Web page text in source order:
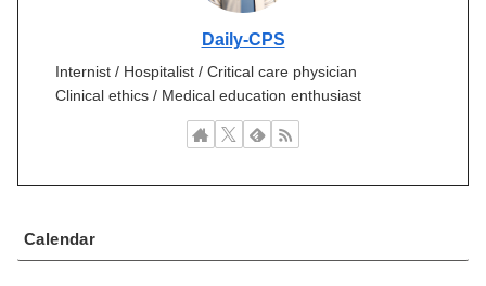
Daily-CPS
Internist / Hospitalist / Critical care physician
Clinical ethics / Medical education enthusiast
Calendar